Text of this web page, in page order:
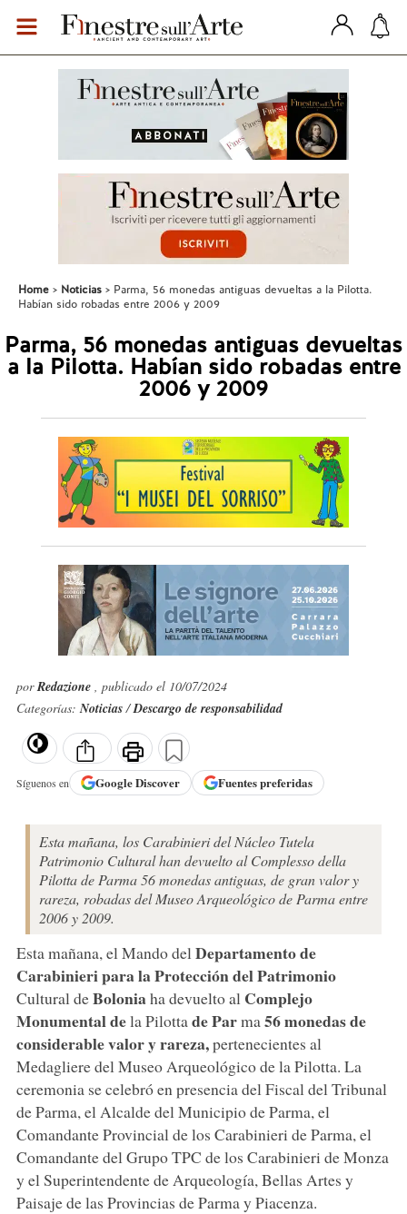
Home Noticias
Parma, 56 monedas antiguas devueltas a la Pilotta.
Habían sido robadas entre 2006 y 2009
Parma, 56 monedas antiguas devueltas
a la Pilotta. Habían sido robadas entre
2006 y 2009
porRedazione , publicado el 10/07/2024
Categorías:Noticias/Descargo de responsabilidad
Síguenos en GoogleDiscover Fuentes preferidas
Esta mañana, los Carabinieri del Núcleo Tutela
Patrimonio Cultural han devuelto al Complesso della
Pilotta de Parma 56 monedas antiguas, de gran valor y
rareza, robadas del Museo Arqueológico de Parma entre
2006 y 2009.
Esta mañana, el Mando del Departamento de
Carabinieri para la Protección del Patrimonio
Cultural deBoloniaha devuelto al Complejo
Monumental dela Pilotta de Parma 56 monedas de
considerable valor y rareza,pertenecientes al
Medagliere del Museo Arqueológico de la Pilotta. La
ceremonia se celebró en presencia del Fiscal del Tribunal
de Parma, el Alcalde del Municipio de Parma, el
Comandante Provincial de los Carabinieri de Parma, el
Comandante del Grupo TPC de los Carabinieri de Monza
y el Superintendente de Arqueología, Bellas Artes y
Paisaje de las Provincias de Parma y Piacenza.